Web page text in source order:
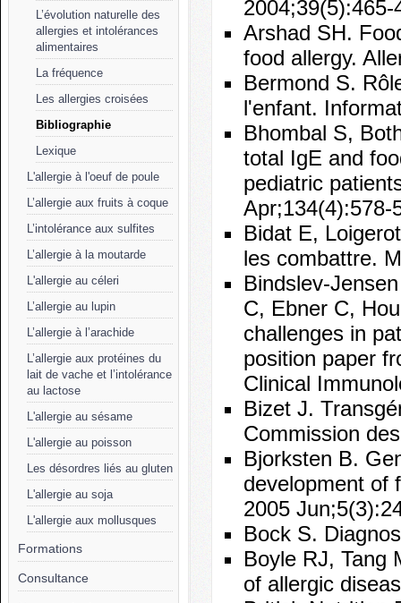
L’évolution naturelle des
allergies et intolérances
alimentaires
La fréquence
Les allergies croisées
Bibliographie
Lexique
L'allergie à l'oeuf de poule
L’allergie aux fruits à coque
L’intolérance aux sulfites
L’allergie à la moutarde
L'allergie au céleri
L’allergie au lupin
L’allergie à l’arachide
L’allergie aux protéines du
lait de vache et l’intolérance
au lactose
L'allergie au sésame
L'allergie au poisson
Les désordres liés au gluten
L'allergie au soja
L'allergie aux mollusques
Formations
Consultance
2004;39(5):465-
Arshad SH.
food allergy.
Bermond S.
l'enfant.
Bhombal S,
total IgE and
pediatric
Apr;134(4):578-
Bidat E,
les combattre.
Bindslev-
C, Ebner C,
challenges in
position paper
Clinical
Bizet J.
Commission
Bjorksten B.
development of
2005
Bock S.
Boyle RJ, Tang
of allergic